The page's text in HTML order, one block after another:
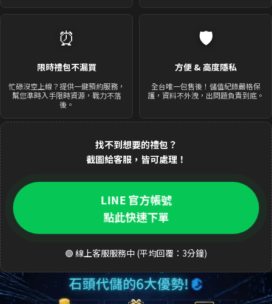
⏰
限時禮包不漏買
忙碌沒空上線？提供一鍵預約服務，
幫您準時入手限時資源，戰力不落
後。
🛡️
方便 & 高度隱私
全台唯一包售後！儲值紀錄嚴格保
護，資料不外洩，出問題負責到底。
找不到想要的禮包？
截圖給客服，皆可處理！
LINE 官方帳號
點此快速下單
🟢 線上客服服務中 (平均回覆：3分鐘)